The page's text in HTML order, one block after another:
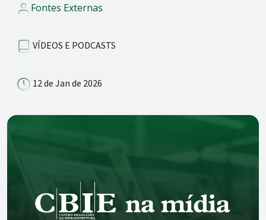
Fontes Externas
VÍDEOS E PODCASTS
12 de Jan de 2026